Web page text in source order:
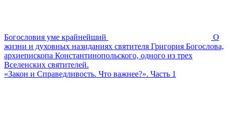
Богословия уме крайнейший
О
жизни и духовных назиданиях святителя Григория Богослова,
архиепископа Константинопольского, одного из трех
Вселенских святителей.
«Закон и Справедливость. Что важнее?». Часть 1